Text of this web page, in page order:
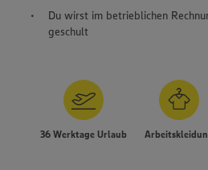
Wir setzen Cookies und andere
ein bestmögliches Nutzungserlebnis
ermöglichen. Wir verwenden Ihre
Du wirst im betrieblichen
geschult
36 Werktage Urlaub